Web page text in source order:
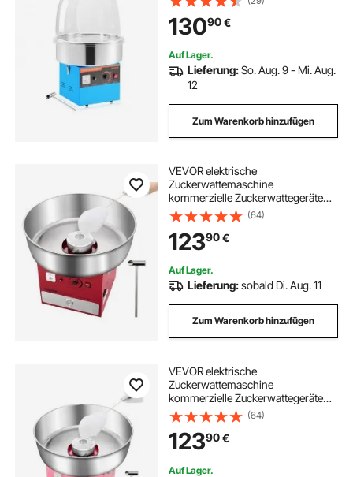
Ideal für Karneval Geburtstage
Familienfeiern, Professionelles
Zuckerwattegerät Blau
13090€
Auf Lager.
Lieferung:So. Aug. 9 - Mi. Aug.
12
Zum Warenkorb hinzufügen
VEVOR elektrische
Zuckerwattemaschine
kommerzielle Zuckerwattegeräte
(1000 W) mit 52 cm
Edelstahlschüssel & Zuckerschaufel
& Schublade, perfekt für
Kindergeburtstage Familienfeiern
Partys Rot
(64)
12390€
Auf Lager.
Lieferung:sobald Di. Aug. 11
Zum Warenkorb hinzufügen
VEVOR elektrische
Zuckerwattemaschine
kommerzielle Zuckerwattegeräte
(1000 W) mit 52 cm
Edelstahlschüssel & Zuckerlöffel &
Schublade, perfekt für
Kindergeburtstage Familienfeiern
Partys Rosa
(64)
12390€
Auf Lager.